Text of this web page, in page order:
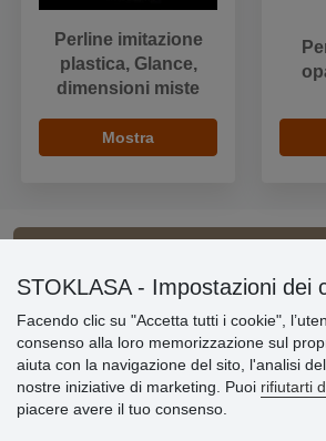
Perline imitazione
plastica, Glance,
dimensioni miste
Mostra
Informazioni importanti
» Impostazioni dei cookie
» Termini & Condizioni
» Informativa sulla Privacy
» Consegna e pagamento
» Garanzia e resi
STOKLASA - Impostazioni dei
Facendo clic su "Accetta tutti i cookie",
consenso alla loro memorizzazione sul
aiuta con la navigazione del sito, l'analisi
nostre iniziative di marketing. Puoi rifiutarti
piacere avere il tuo consenso.